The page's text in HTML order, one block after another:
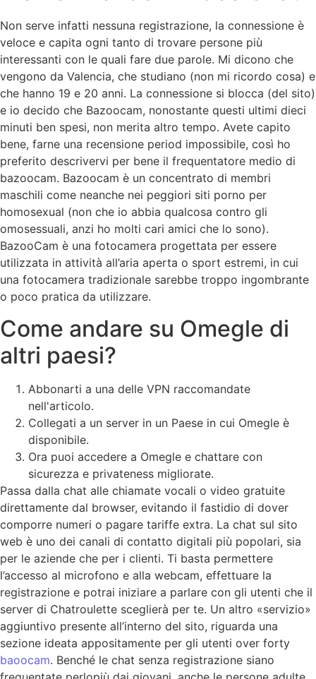
Non serve infatti nessuna registrazione, la connessione è
veloce e capita ogni tanto di trovare persone più
interessanti con le quali fare due parole. Mi dicono che
vengono da Valencia, che studiano (non mi ricordo cosa) e
che hanno 19 e 20 anni. La connessione si blocca (del sito)
e io decido che Bazoocam, nonostante questi ultimi dieci
minuti ben spesi, non merita altro tempo. Avete capito
bene, farne una recensione period impossibile, così ho
preferito descrivervi per bene il frequentatore medio di
bazoocam. Bazoocam è un concentrato di membri
maschili come neanche nei peggiori siti porno per
homosexual (non che io abbia qualcosa contro gli
omosessuali, anzi ho molti cari amici che lo sono).
BazooCam è una fotocamera progettata per essere
utilizzata in attività all’aria aperta o sport estremi, in cui
una fotocamera tradizionale sarebbe troppo ingombrante
o poco pratica da utilizzare.
Come andare su Omegle di
altri paesi?
Abbonarti a una delle VPN raccomandate
nell'articolo.
Collegati a un server in un Paese in cui Omegle è
disponibile.
Ora puoi accedere a Omegle e chattare con
sicurezza e privateness migliorate.
Passa dalla chat alle chiamate vocali o video gratuite
direttamente dal browser, evitando il fastidio di dover
comporre numeri o pagare tariffe extra. La chat sul sito
web è uno dei canali di contatto digitali più popolari, sia
per le aziende che per i clienti. Ti basta permettere
l’accesso al microfono e alla webcam, effettuare la
registrazione e potrai iniziare a parlare con gli utenti che il
server di Chatroulette sceglierà per te. Un altro «servizio»
aggiuntivo presente all’interno del sito, riguarda una
sezione ideata appositamente per gli utenti over forty
baoocam. Benché le chat senza registrazione siano